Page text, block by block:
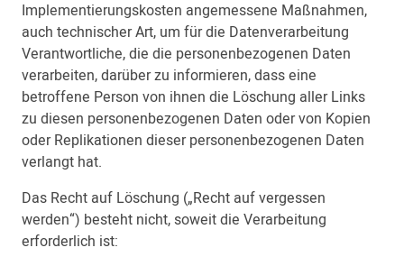
Implementierungskosten angemessene Maßnahmen,
auch technischer Art, um für die Datenverarbeitung
Verantwortliche, die die personenbezogenen Daten
verarbeiten, darüber zu informieren, dass eine
betroffene Person von ihnen die Löschung aller Links
zu diesen personenbezogenen Daten oder von Kopien
oder Replikationen dieser personenbezogenen Daten
verlangt hat.
Das Recht auf Löschung („Recht auf vergessen
werden“) besteht nicht, soweit die Verarbeitung
erforderlich ist: